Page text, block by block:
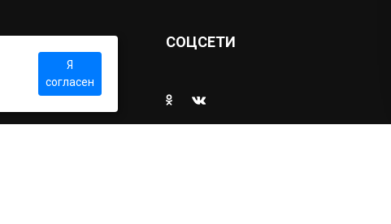
СОЦСЕТИ
Я
согласен